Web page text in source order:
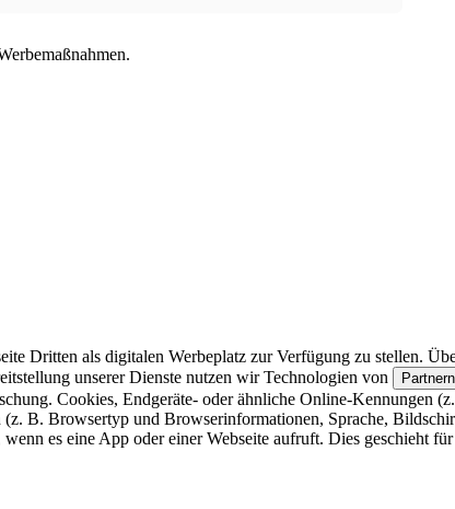
Dritten als digitalen Werbeplatz zur Verfügung zu stellen.
unserer Dienste nutzen wir Technologien von
Cookies, Endgeräte- oder ähnliche Online-Kennungen
B. Browsertyp und Browserinformationen, Sprache,
es eine App oder einer Webseite aufruft. Dies geschieht